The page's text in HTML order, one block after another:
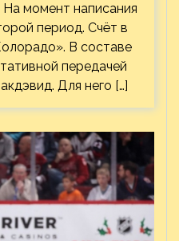
момент написания
период. Счёт в
В составе
передачей
Для него […]